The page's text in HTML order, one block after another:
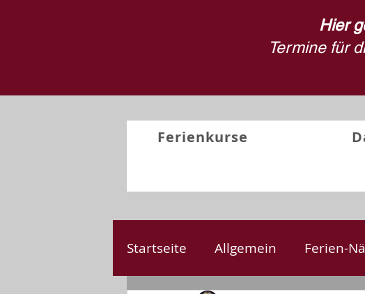
Hier
Termine für
Ferienkurse
Startseite Allgemein Ferien-